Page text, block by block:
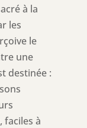
à la
les
le
une
destinée :
faciles à